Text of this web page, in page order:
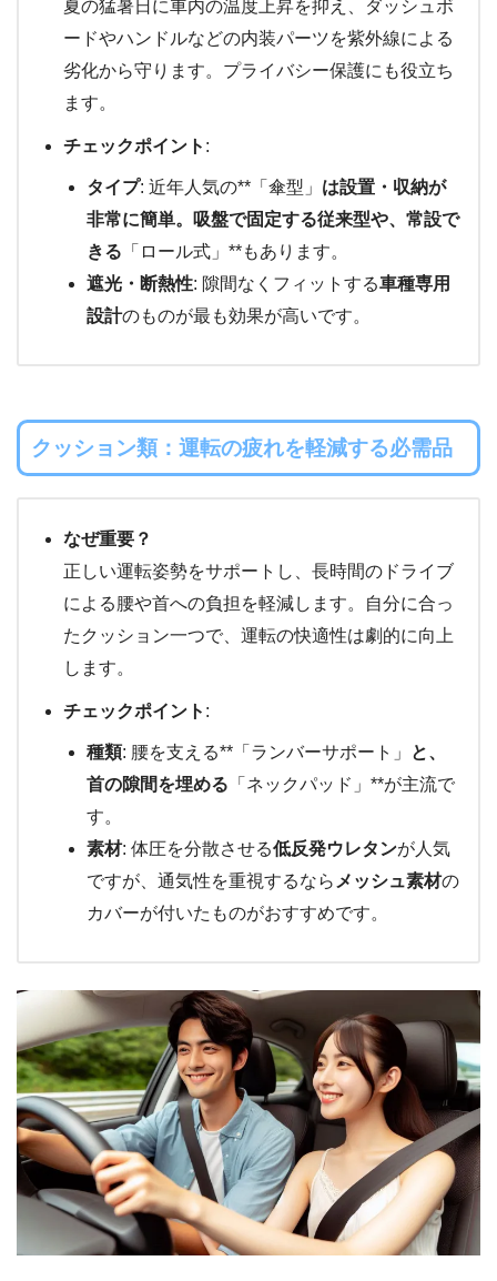
夏の猛暑日に車内の温度上昇を抑え、ダッシュボ
ードやハンドルなどの内装パーツを紫外線による
劣化から守ります。プライバシー保護にも役立ち
ます。
チェックポイント :
タイプ: 近年人気の**「傘型」 は設置・収納が
非常に簡単。吸盤で固定する従来型や、常設で
きる 「ロール式」**もあります。
遮光・断熱性: 隙間なくフィットする車種専用
設計のものが最も効果が高いです。
クッション類：運転の疲れを軽減する必需品
なぜ重要？
正しい運転姿勢をサポートし、長時間のドライブ
による腰や首への負担を軽減します。自分に合っ
たクッション一つで、運転の快適性は劇的に向上
します。
チェックポイント :
種類: 腰を支える**「ランバーサポート」
と、
首の隙間を埋める 「ネックパッド」**が主流で
す。
素材: 体圧を分散させる低反発ウレタンが人気
ですが、通気性を重視するならメッシュ素材の
カバーが付いたものがおすすめです。